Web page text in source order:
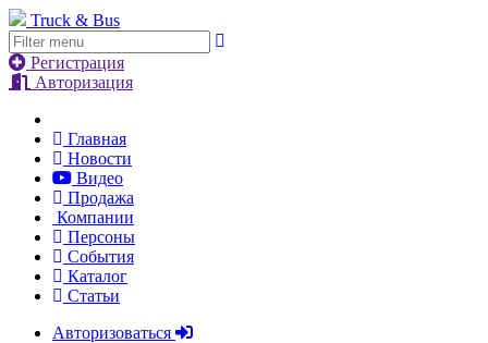
Truck & Bus
Регистрация
Авторизация
Главная
Новости
Видео
Продажа
Компании
Персоны
События
Каталог
Статьи
Авторизоваться